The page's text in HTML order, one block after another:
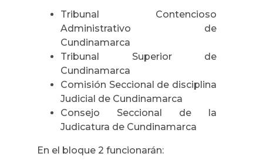
Tribunal Contencioso
Administrativo de
Cundinamarca
Tribunal Superior de
Cundinamarca
Comisión Seccional de disciplina
Judicial de Cundinamarca
Consejo Seccional de la
Judicatura de Cundinamarca
En el bloque 2 funcionarán: